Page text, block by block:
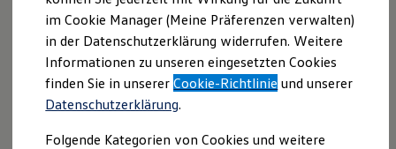
Aktuelle Angebote
E-Auto-Förderung
Volkswagen Marktplatz
Die ENERGY Sondermodelle
Junge Gebrauchtwagen und Gebrauchtwagen
Volkswagen Zertifizierte Gebrauchtwagen
Elektromobilität bei Gebrauchtwagen
Saisonangebote
Rahmen von Fahrten zu
Forschungs-,
Entwicklungs- und
Erprobungszwecken"
Download the Privacy Policy for video data recording in
English here.
Téléchargez ici la politique de confidentialité pour
l’enregistrement des données vidéo en français.
im Cookie Manager (Meine Präferenzen verwalten)
in der Datenschutzerklärung widerrufen. Weitere
Informationen zu unseren eingesetzten Cookies
finden Sie in unsererCookie-Richtlinie und unserer
Datenschutzerklärung.
Folgende Kategorien von Cookies und weitere